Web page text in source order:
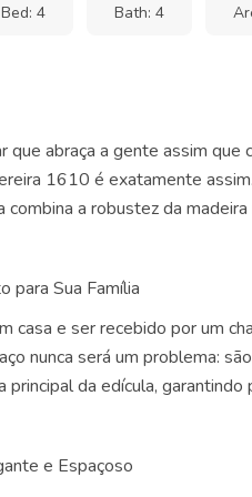
Bed: 4 Bath: 4
que abraça a gente assim que
1610 é exatamente
combina a robustez da
para Sua Família
casa e ser recebido por um
nunca será um problema:
principal da edícula,
e Espaçoso